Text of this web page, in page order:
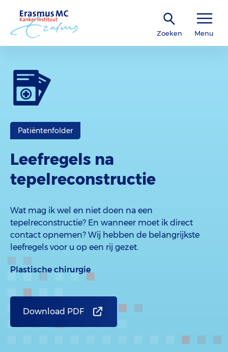
Zoeken Menu
Patiëntenfolder
Leefregels na
tepelreconstructie
Wat mag ik wel en niet doen na een
tepelreconstructie? En wanneer moet ik direct
contact opnemen? Wij hebben de belangrijkste
leefregels voor u op een rij gezet.
Plastische chirurgie
Download PDF